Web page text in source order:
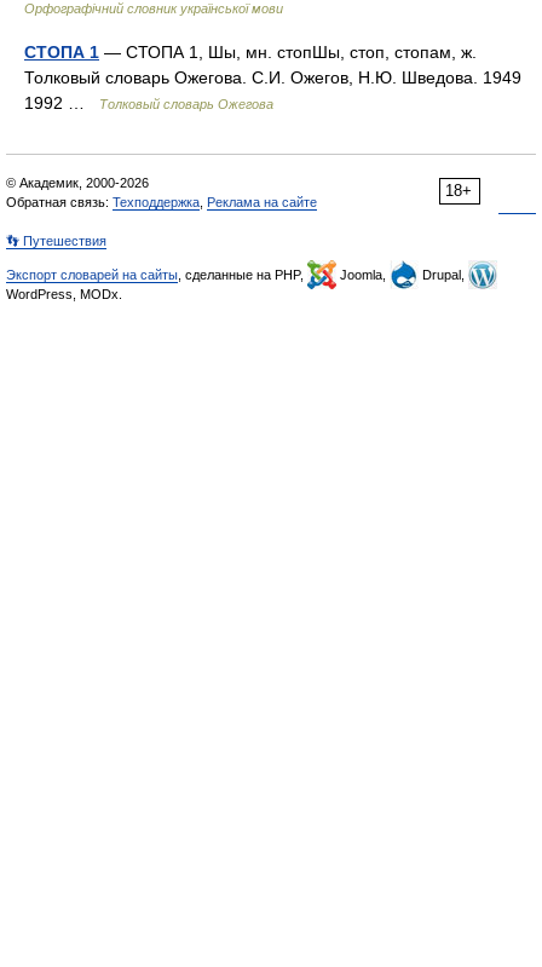
Орфографічний словник української мови
СТОПА 1 — СТОПА 1, Шы, мн. стопШы, стоп, стопам, ж.
Толковый словарь Ожегова. С.И. Ожегов, Н.Ю. Шведова. 1949
1992 …
Толковый словарь Ожегова
18+
© Академик, 2000-2026
Обратная связь: Техподдержка Реклама на сайте
👣 Путешествия
Экспорт словарей на сайты , сделанные на PHP, Joomla,
Drupal,
WordPress, MODx.